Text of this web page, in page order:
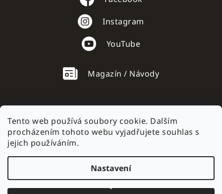
Tento web používá soubory cookie. Dalším
procházením tohoto webu vyjadřujete souhlas s
jejich používáním.
Nastavení
Instagram
YouTube
Magazín / Návody
AC mobile.sk